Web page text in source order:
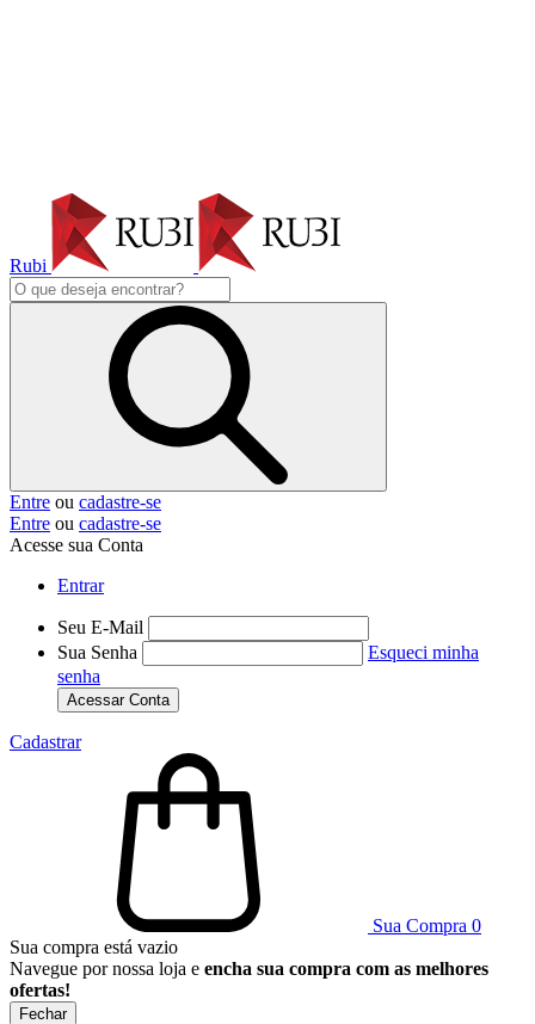
Rubi
Entre ou cadastre-se
Entre ou cadastre-se
Acesse sua Conta
Entrar
Seu E-Mail
Sua Senha
Esqueci minha
senha
Acessar Conta
Cadastrar
Sua Compra 0
Sua compra está vazio
Navegue por nossa loja e encha sua compra com as melhores
ofertas!
Fechar